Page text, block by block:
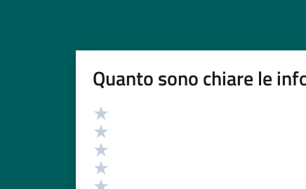
Quanto sono chiare le
Valutazione